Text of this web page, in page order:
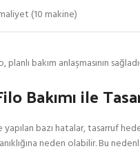
(10 makine)
planlı bakım anlaşmasının
Bakımı ile
yapılan bazı hatalar, tasarruf
neden olabilir. Bu